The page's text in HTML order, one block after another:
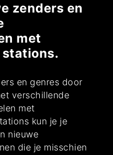
zenders en
met
en genres door
verschillende
met
kun je je
nieuwe
die je misschien